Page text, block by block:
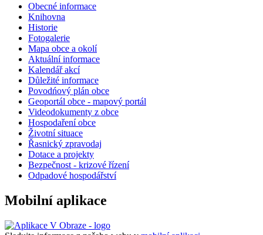
Obecné informace
Knihovna
Historie
Fotogalerie
Mapa obce a okolí
Aktuální informace
Kalendář akcí
Důležité informace
Povodńový plán obce
Geoportál obce - mapový portál
Videodokumenty z obce
Hospodaření obce
Životní situace
Řasnický zpravodaj
Dotace a projekty
Bezpečnost - krizové řízení
Odpadové hospodářství
Mobilní aplikace